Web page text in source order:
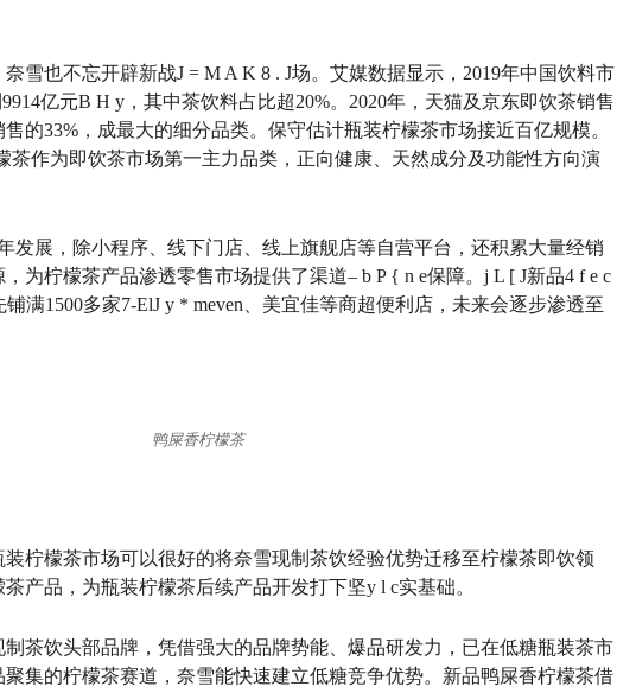
雪也不忘开辟新战J = M A K 8 . J场。艾媒数据显示，2019年中国饮料市
亿元B H y，其中茶饮料占比超20%。2020年，天猫及京东即饮茶销售
的33%，成最大的细分品类。保守估计瓶装柠檬茶市场接近百亿规模。
茶作为即饮茶市场第一主力品类，正向健康、天然成分及功能性方向演
发展，除小程序、线下门店、线上旗舰店等自营平台，还积累大量经销
为柠檬茶产品渗透零售市场提供了渠道– b P { n e保障。 j L [ J新品4 f e c
满1500多家7-ElJ y * meven、美宜佳等商超便利店，未来会逐步渗透至
鸭屎香柠檬茶
柠檬茶市场可以很好的将奈雪现制茶饮经验优势迁移至柠檬茶即饮领
产品，为瓶装柠檬茶后续产品开发打下坚y l c实基础。
茶饮头部品牌，凭借强大的品牌势能、爆品研发力，已在低糖瓶装茶市
集的柠檬茶赛道，奈雪能快速建立低糖竞争优势。新品鸭屎香柠檬茶借